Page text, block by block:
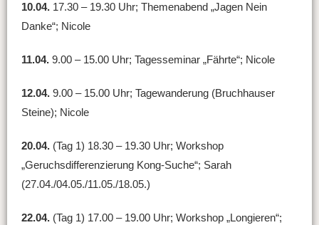
10.04. 17.30 – 19.30 Uhr; Themenabend „Jagen Nein
Danke“; Nicole
11.04. 9.00 – 15.00 Uhr; Tagesseminar „Fährte“; Nicole
12.04. 9.00 – 15.00 Uhr; Tagewanderung (Bruchhauser
Steine); Nicole
20.04. (Tag 1) 18.30 – 19.30 Uhr; Workshop
„Geruchsdifferenzierung Kong-Suche“; Sarah
(27.04./04.05./11.05./18.05.)
22.04. (Tag 1) 17.00 – 19.00 Uhr; Workshop „Longieren“;